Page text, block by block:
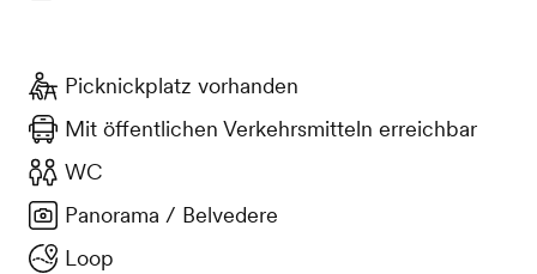
Picknickplatz vorhanden
Mit öffentlichen Verkehrsmitteln erreichbar
WC
Panorama / Belvedere
Loop